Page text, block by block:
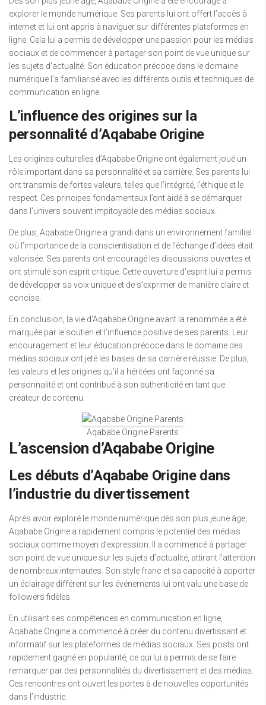
explorer le monde numérique. Ses parents lui ont offert l’accès à
internet et lui ont appris à naviguer sur différentes plateformes en
ligne. Cela lui a permis de développer une passion pour les médias
sociaux et de commencer à partager son point de vue unique sur
les sujets d’actualité. Son éducation précoce dans le domaine
numérique l’a familiarisé avec les différents outils et techniques de
communication en ligne.
L’influence des origines sur la
personnalité d’Aqababe Origine
Les origines culturelles d’Aqababe Origine ont également joué un
rôle important dans sa personnalité et sa carrière. Ses parents lui
ont transmis de fortes valeurs, telles que l’intégrité, l’éthique et le
respect. Ces principes fondamentaux l’ont aidé à se démarquer
dans l’univers souvent impitoyable des médias sociaux.
De plus, Aqababe Origine a grandi dans un environnement familial
où l’importance de la conscientisation et de l’échange d’idées était
valorisée. Ses parents ont encouragé les discussions ouvertes et
ont stimulé son esprit critique. Cette ouverture d’esprit lui a permis
de développer sa voix unique et de s’exprimer de manière claire et
concise.
En conclusion, la vie d’Aqababe Origine avant la renommée a été
marquée par le soutien et l’influence positive de ses parents. Leur
encouragement et leur éducation précoce dans le domaine des
médias sociaux ont jeté les bases de sa carrière réussie. De plus,
les valeurs et les origines qu’il a héritées ont façonné sa
personnalité et ont contribué à son authenticité en tant que
créateur de contenu.
Aqababe Origine Parents
L’ascension d’Aqababe Origine
Les débuts d’Aqababe Origine dans
l’industrie du divertissement
Après avoir exploré le monde numérique dès son plus jeune âge,
Aqababe Origine a rapidement compris le potentiel des médias
sociaux comme moyen d’expression. Il a commencé à partager
son point de vue unique sur les sujets d’actualité, attirant l’attention
de nombreux internautes. Son style franc et sa capacité à apporter
un éclairage différent sur les événements lui ont valu une base de
followers fidèles.
En utilisant ses compétences en communication en ligne,
Aqababe Origine a commencé à créer du contenu divertissant et
informatif sur les plateformes de médias sociaux. Ses posts ont
rapidement gagné en popularité, ce qui lui a permis de se faire
remarquer par des personnalités du divertissement et des médias.
Ces rencontres ont ouvert les portes à de nouvelles opportunités
dans l’industrie.